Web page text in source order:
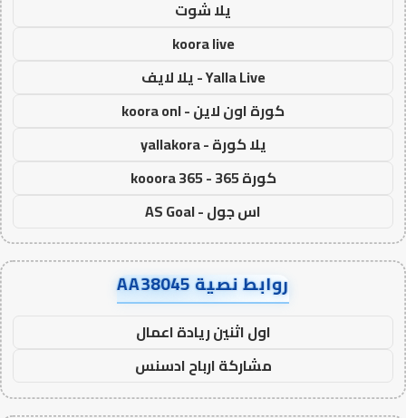
يلا شوت
koora live
Yalla Live - يلا لايف
كورة اون لاين - koora onl
يلا كورة - yallakora
كورة 365 - kooora 365
اس جول - AS Goal
روابط نصية AA38045
اول اثنين ريادة اعمال
مشاركة ارباح ادسنس